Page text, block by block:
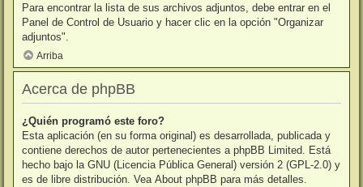
Para encontrar la lista de sus archivos adjuntos, debe entrar en el
Panel de Control de Usuario y hacer clic en la opción "Organizar
adjuntos".
Arriba
Acerca de phpBB
¿Quién programó este foro?
Esta aplicación (en su forma original) es desarrollada, publicada y
contiene derechos de autor pertenecientes a phpBB Limited. Está
hecho bajo la GNU (Licencia Pública General) versión 2 (GPL-2.0) y
es de libre distribución. Vea About phpBB para más detalles.